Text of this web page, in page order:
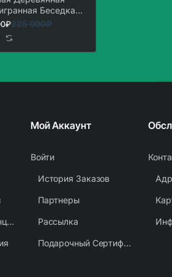
Беседка
Ø4
225 000₽
Политика конфиденциальности
Мой Аккаунт
Войти
История Заказов
Партнеры
Рассылка
Подарочный Сертификат